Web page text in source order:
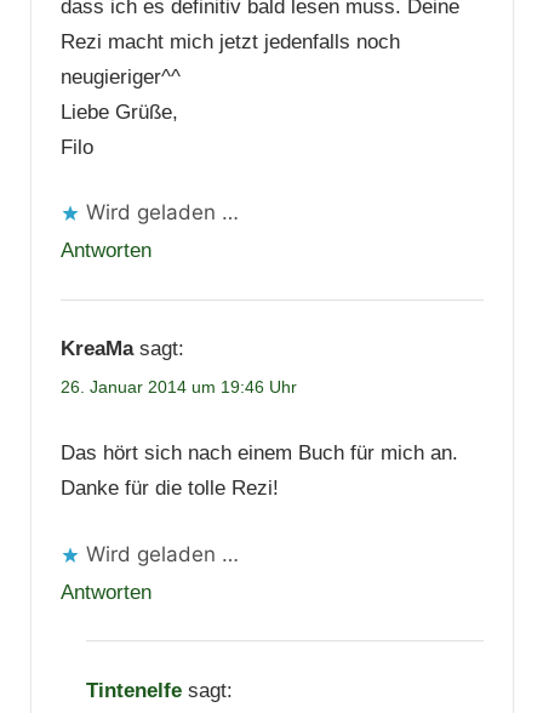
dass ich es definitiv bald lesen muss. Deine
Rezi macht mich jetzt jedenfalls noch
neugieriger^^
Liebe Grüße,
Filo
Wird geladen …
Antworten
KreaMa sagt:
26. Januar 2014 um 19:46 Uhr
Das hört sich nach einem Buch für mich an.
Danke für die tolle Rezi!
Wird geladen …
Antworten
Tintenelfe sagt: